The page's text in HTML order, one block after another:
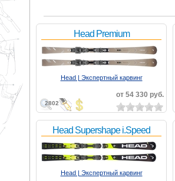
2802
от 54 330 руб.
Head Premium
Head | Экспертный карвинг
Head Supershape i.Speed
Head | Экспертный карвинг